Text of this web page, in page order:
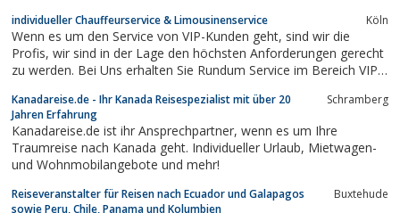
individueller Chauffeurservice & Limousinenservice Köln
Wenn es um den Service von VIP-Kunden geht, sind wir die
Profis, wir sind in der Lage den höchsten Anforderungen gerecht
zu werden. Bei Uns erhalten Sie Rundum Service im Bereich VIP.
Limousinenservice und Chauffeurservice sondern auch ein Paar
wichtige...
Kanadareise.de - Ihr Kanada Reisespezialist mit über 20
Jahren Erfahrung
Schramberg
Kanadareise.de ist ihr Ansprechpartner, wenn es um Ihre
Traumreise nach Kanada geht. Individueller Urlaub, Mietwagen-
und Wohnmobilangebote und mehr!
Reiseveranstalter für Reisen nach Ecuador und Galapagos
sowie Peru, Chile, Panama und Kolumbien
Buxtehude